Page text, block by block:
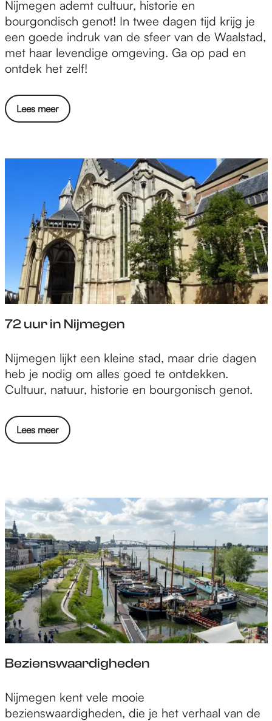
4
8
u
u
r
n
N
m
Nijmegen ademt cultuur, historie en
bourgondisch genot! In twee dagen tijd krijg je
een goede indruk van de sfeer van de Waalstad,
met haar levendige omgeving. Ga op pad en
ontdek het zelf!
Lees meer
72 uur in Nijmegen
7
2
u
r
i
j
m
e
g
e
n
Nijmegen lijkt een kleine stad, maar drie dagen
heb je nodig om alles goed te ontdekken.
Cultuur, natuur, historie en bourgonisch genot.
Lees meer
Bezienswaardigheden
B
e
Nijmegen kent vele mooie
bezienswaardigheden, die je het verhaal van de